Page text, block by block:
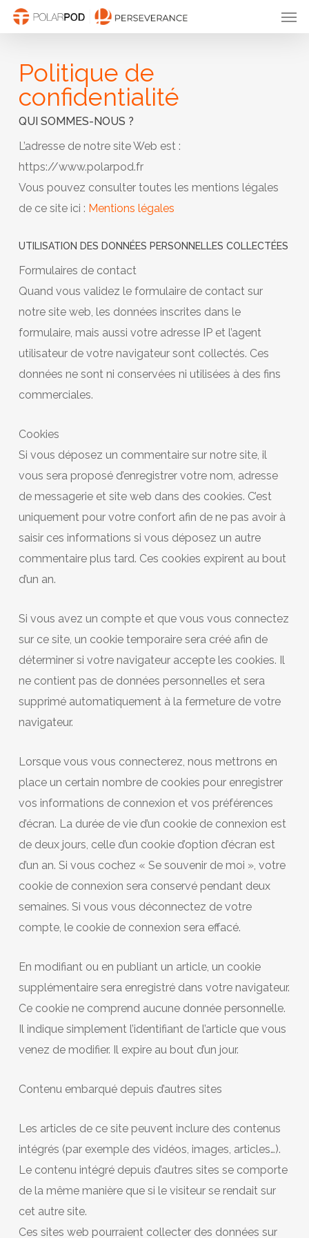
Passer
au
principalPolitique de
confidentialité
QUI SOMMES-NOUS ?
L’adresse de notre site Web est :
https://www.polarpod.fr
Vous pouvez consulter toutes les mentions légales
de ce site ici : Mentions légales
UTILISATION DES DONNÉES PERSONNELLES COLLECTÉES
Formulaires de contact
Quand vous validez le formulaire de contact sur
notre site web, les données inscrites dans le
formulaire, mais aussi votre adresse IP et l’agent
utilisateur de votre navigateur sont collectés. Ces
données ne sont ni conservées ni utilisées à des fins
commerciales.
Cookies
Si vous déposez un commentaire sur notre site, il
vous sera proposé d’enregistrer votre nom, adresse
de messagerie et site web dans des cookies. C’est
uniquement pour votre confort afin de ne pas avoir à
saisir ces informations si vous déposez un autre
commentaire plus tard. Ces cookies expirent au bout
d’un an.
Si vous avez un compte et que vous vous connectez
sur ce site, un cookie temporaire sera créé afin de
déterminer si votre navigateur accepte les cookies. Il
ne contient pas de données personnelles et sera
supprimé automatiquement à la fermeture de votre
navigateur.
Lorsque vous vous connecterez, nous mettrons en
place un certain nombre de cookies pour enregistrer
vos informations de connexion et vos préférences
d’écran. La durée de vie d’un cookie de connexion est
de deux jours, celle d’un cookie d’option d’écran est
d’un an. Si vous cochez « Se souvenir de moi », votre
cookie de connexion sera conservé pendant deux
semaines. Si vous vous déconnectez de votre
compte, le cookie de connexion sera effacé.
En modifiant ou en publiant un article, un cookie
supplémentaire sera enregistré dans votre navigateur.
Ce cookie ne comprend aucune donnée personnelle.
Il indique simplement l’identifiant de l’article que vous
venez de modifier. Il expire au bout d’un jour.
Contenu embarqué depuis d’autres sites
Les articles de ce site peuvent inclure des contenus
intégrés (par exemple des vidéos, images, articles…).
Le contenu intégré depuis d’autres sites se comporte
de la même manière que si le visiteur se rendait sur
cet autre site.
Ces sites web pourraient collecter des données sur